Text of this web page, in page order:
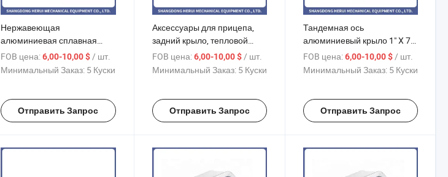
Нержавеющая
алюминиевая сплавная
полуприцепная двойная
колесная защита от грязи
FOB цена: 6,00-10,00 $ / шт.
Минимальный Заказ: 5 Куски
Отправить Запрос
Аксессуары для прицепа,
задний крыло, тепловой
щит, скутер, грязезащитный
экран
FOB цена: 6,00-10,00 $/ шт.
Минимальный Заказ: 5 Куски
Отправить Запрос
Тандемная ось
алюминиевый крыло 1" X 72"
аксессуар для кемперов
компонент каравана
FOB цена: 6,00-10,00 $/ шт.
Минимальный Заказ: 5 Куски
Отправить Запрос